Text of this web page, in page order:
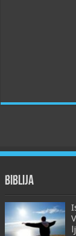
Biblija